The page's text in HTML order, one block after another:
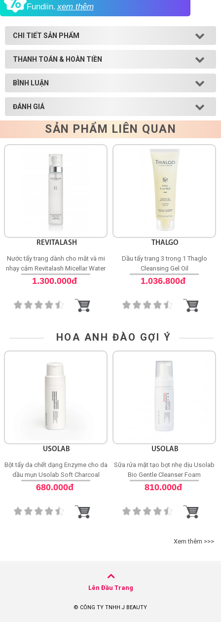
Fundiin.xem thêm
CHI TIẾT SẢN PHẨM
THANH TOÁN & HOÀN TIỀN
BÌNH LUẬN
ĐÁNH GIÁ
SẢN PHẨM LIÊN QUAN
REVITALASH
Nước tẩy trang dành cho mắt và mi
nhạy cảm Revitalash Micellar Water
Lash Wash
1.300.000đ
THALGO
Dầu tẩy trang 3 trong 1 Thaglo
Cleansing Gel Oil
1.036.800đ
HOA ANH ĐÀO GỢI Ý
USOLAB
Bột tẩy da chết dạng Enzyme cho da
dầu mụn Usolab Soft Charcoal
Enzyme Powder Wash
680.000đ
USOLAB
Sữa rửa mặt tạo bọt nhẹ dịu Usolab
Bio Gentle Cleanser Foam
810.000đ
Xem thêm >>>
Lên Đầu Trang
© CÔNG TY TNHH J BEAUTY